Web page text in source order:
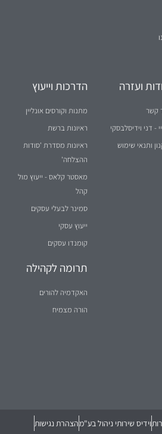
ועזרה
קשר
- דני וידיסלבסקי
ותנאי שימוש
הדרכות וייעוץ
מתנות וקורסים אונליין
ראיונות ברשת
ראיונות מסדרת 'סודות
ההצלחה'
מאסטר קלאס - ייעוץ מול
קהל
סמינר לבעלי עסקים
ייעוץ עסקי
קומנדו עסקים
תרומה לקהילה
האקדמיה להורים
הורה מצמיח
וידיס שירותי ניהול בע"מהצהרת נגישות